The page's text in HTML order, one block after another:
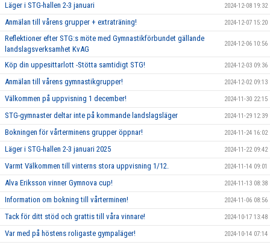
Läger i STG-hallen 2-3 januari 2024-12-08 19:32
Anmälan till vårens grupper + extraträning! 2024-12-07 15:20
Reflektioner efter STG:s möte med Gymnastikförbundet gällande
landslagsverksamhet KvAG
2024-12-06 10:56
Köp din uppesittarlott -Stötta samtidigt STG! 2024-12-03 09:36
Anmälan till vårens gymnastikgrupper! 2024-12-02 09:13
Välkommen på uppvisning 1 december! 2024-11-30 22:15
STG-gymnaster deltar inte på kommande landslagsläger 2024-11-29 12:39
Bokningen för vårterminens grupper öppnar! 2024-11-24 16:02
Läger i STG-hallen 2-3 januari 2025 2024-11-22 09:42
Varmt Välkommen till vinterns stora uppvisning 1/12. 2024-11-14 09:01
Alva Eriksson vinner Gymnova cup! 2024-11-13 08:38
Information om bokning till vårterminen! 2024-11-06 08:56
Tack för ditt stöd och grattis till våra vinnare! 2024-10-17 13:48
Var med på höstens roligaste gympaläger! 2024-10-14 07:14